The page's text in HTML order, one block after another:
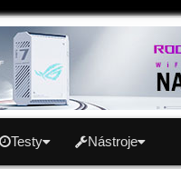
Testy Nástroje